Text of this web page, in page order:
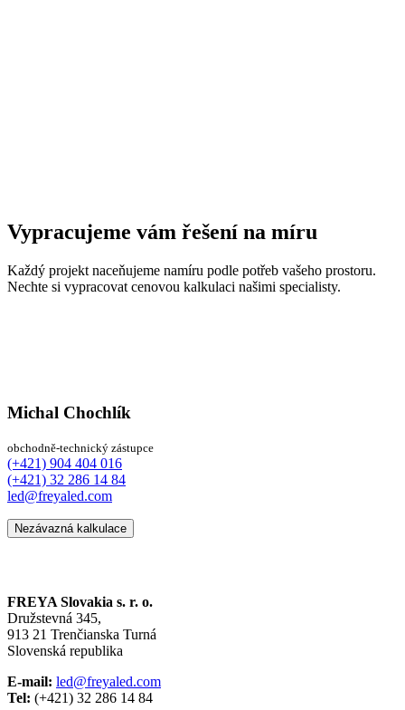
Vypracujeme vám řešení na míru
Každý projekt naceňujeme namíru podle potřeb vašeho prostoru.
Nechte si vypracovat cenovou kalkulaci našimi specialisty.
Michal Chochlík
obchodně-technický zástupce
(+421) 904 404 016
(+421) 32 286 14 84
led@freyaled.com
Nezávazná kalkulace
FREYA Slovakia s. r. o.
Družstevná 345,
913 21 Trenčianska Turná
Slovenská republika
E-mail: led@freyaled.com
Tel: (+421) 32 286 14 84